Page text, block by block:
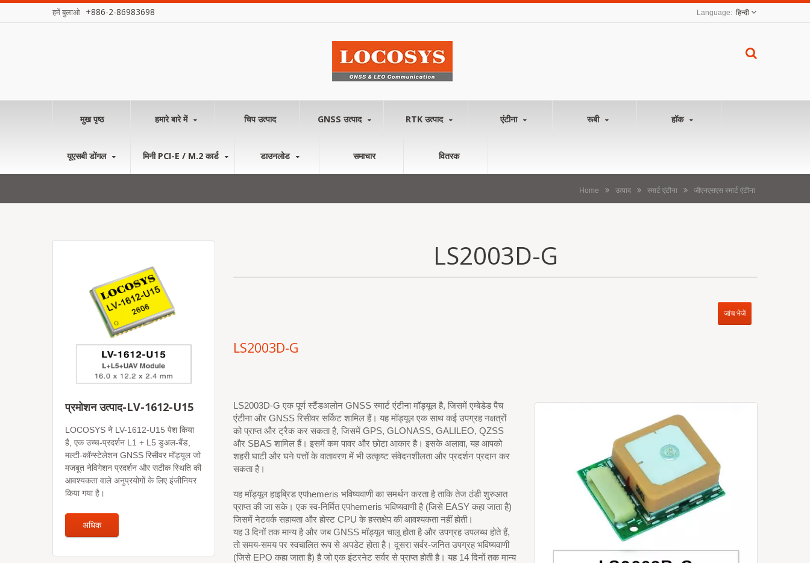
हमें बुलाओ +886-2-86983698 हिन्दी
मुख पृष्ठ हमारे बारे में चिप उत्पाद GNSS उत्पाद RTK उत्पाद एंटीना रूबी हॉक
यूएसबी डोंगल मिनी PCI-E / M.2 कार्ड डाउनलोड समाचार वितरक
Home उत्पाद स्मार्ट एंटीना जीएनएसएस स्मार्ट एंटीना
प्रमोशन उत्पाद-LV-1612-U15
LOCOSYS ने LV-1612-U15 पेश किया
है, एक उच्च-प्रदर्शन L1 + L5 डुअल-बैंड,
मल्टी-कॉन्स्टेलेशन GNSS रिसीवर मॉड्यूल जो
मजबूत नेविगेशन प्रदर्शन और सटीक स्थिति की
आवश्यकता वाले अनुप्रयोगों के लिए इंजीनियर
किया गया है।
अधिक
LS2003D-G
जांच भेजें
LS2003D-G
LS2003D-G एक पूर्ण स्टैंडअलोन GNSS स्मार्ट एंटीना मॉड्यूल है, जिसमें एम्बेडेड पैच
एंटीना और GNSS रिसीवर सर्किट शामिल हैं। यह मॉड्यूल एक साथ कई उपग्रह नक्षत्रों
को प्राप्त और ट्रैक कर सकता है, जिसमें GPS, GLONASS, GALILEO, QZSS
और SBAS शामिल हैं। इसमें कम पावर और छोटा आकार है। इसके अलावा, यह आपको
शहरी घाटी और घने पत्तों के वातावरण में भी उत्कृष्ट संवेदनशीलता और प्रदर्शन प्रदान कर
सकता है।
यह मॉड्यूल हाइब्रिड एपhemeris भविष्यवाणी का समर्थन करता है ताकि तेज ठंडी शुरुआत
प्राप्त की जा सके। एक स्व-निर्मित एपhemeris भविष्यवाणी है (जिसे EASY कहा जाता है)
जिसमें नेटवर्क सहायता और होस्ट CPU के हस्तक्षेप की आवश्यकता नहीं होती।
यह 3 दिनों तक मान्य है और जब GNSS मॉड्यूल चालू होता है और उपग्रह उपलब्ध होते हैं,
तो समय-समय पर स्वचालित रूप से अपडेट होता है। दूसरा सर्वर-जनित उपग्रह भविष्यवाणी
(जिसे EPO कहा जाता है) है जो एक इंटरनेट सर्वर से प्राप्त होती है। यह 14 दिनों तक मान्य